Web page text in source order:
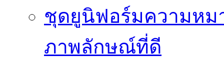
ชุดยูนิฟอร์มความหม
ภาพลักษณ์ที่ดี